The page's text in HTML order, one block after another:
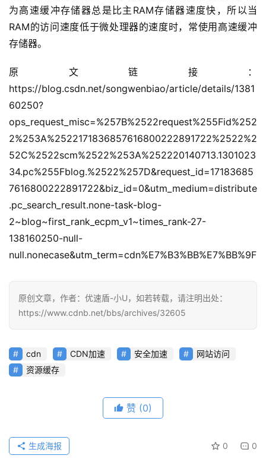
为高速缓冲存储器总是比主RAM存储器速度快，所以当
RAM的访问速度低于微处理器的速度时，常使用高速缓冲
存储器。
原文链接：
https://blog.csdn.net/songwenbiao/article/details/1381
60250?
ops_request_misc=%257B%2522request%255Fid%252
2%253A%2522171836857616800222891722%2522%2
52C%2522scm%2522%253A%252220140713.1301023
34.pc%255Fblog.%2522%257D&request_id=17183685
7616800222891722&biz_id=0&utm_medium=distribute
.pc_search_result.none-task-blog-
2~blog~first_rank_ecpm_v1~times_rank-27-
138160250-null-
null.nonecase&utm_term=cdn%E7%B3%BB%E7%BB%9F
原创文章，作者：优速盾-小U，如若转载，请注明出处：
https://www.cdnb.net/bbs/archives/32605
cdn CDN加速 安全加速
网站访问
资源缓存
赞 (0)
0 0
生成海报